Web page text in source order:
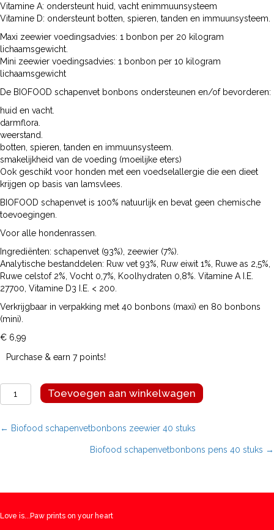
Vitamine A: ondersteunt huid, vacht enimmuunsysteem
Vitamine D: ondersteunt botten, spieren, tanden en immuunsysteem.
Maxi zeewier voedingsadvies: 1 bonbon per 20 kilogram
lichaamsgewicht.
Mini zeewier voedingsadvies: 1 bonbon per 10 kilogram
lichaamsgewicht
De BIOFOOD schapenvet bonbons ondersteunen en/of bevorderen:
huid en vacht.
darmflora.
weerstand.
botten, spieren, tanden en immuunsysteem.
smakelijkheid van de voeding (moeilijke eters)
Ook geschikt voor honden met een voedselallergie die een dieet
krijgen op basis van lamsvlees.
BIOFOOD schapenvet is 100% natuurlijk en bevat geen chemische
toevoegingen.
Voor alle hondenrassen.
Ingrediënten: schapenvet (93%), zeewier (7%).
Analytische bestanddelen: Ruw vet 93%, Ruw eiwit 1%, Ruwe as 2,5%,
Ruwe celstof 2%, Vocht 0,7%, Koolhydraten 0,8%. Vitamine A I.E.
27700, Vitamine D3 I.E. < 200.
Verkrijgbaar in verpakking met 40 bonbons (maxi) en 80 bonbons
(mini).
€ 6,99
Purchase & earn 7 points!
schapenvetbonbons
mini
Toevoegen aan winkelwagen
Posts
← Biofood schapenvetbonbons zeewier 40 stuks
Biofood schapenvetbonbons pens 40 stuks →
Love is...Paw prints on your heart